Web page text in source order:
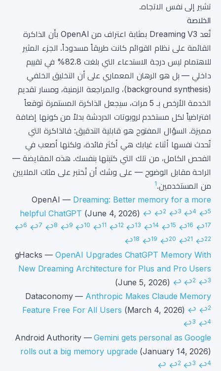
تشير إلى نفس الاتجاه.
الخلاصة
تُعد Dreaming V3 بمثابة اعتراف من OpenAI بأن الذاكرة
القائمة على نظام القوائم كانت طريقاً مسدوداً. الجزء المثير
للاهتمام ليس درجة الاستدعاء التي بلغت 82.8% في تقييم
داخلي — بل هو الرهان المعماري على أن التخليق الخلفي
(background synthesis)، والمراجعة الزمنية، ومسار تقديم
الخدمة الأرخص بـ 5 مرات، سيجعل الذاكرة المستمرة توقعاً
افتراضياً لكل مستخدم لروبوتات الدردشة بدلاً من كونها إضافة
مميزة. السؤال المفتوح هو قابلية التدقيق: فالذاكرة التي
تُحدث نفسها أثناء غيابك هي أكثر فائدة، ولكنها أصعب في
الفحص الكامل، من تلك التي كتبتها بنفسك. هذه المقايضة —
الراحة مقابل الوضوح — على وشك أن تُختبر على مئات الملايين
من المستخدمين.1
Footnotes
OpenAI — Dreaming: Better memory for a more
helpful ChatGPT (June 4, 2026) ↩ ↩2 ↩3 ↩4 ↩5
↩6 ↩7 ↩8 ↩9 ↩10 ↩11 ↩12 ↩13 ↩14 ↩15 ↩16 ↩17
↩18 ↩19 ↩20 ↩21 ↩22
gHacks — OpenAI Upgrades ChatGPT Memory With
New Dreaming Architecture for Plus and Pro Users
(June 5, 2026) ↩ ↩2 ↩3
Dataconomy — Anthropic Makes Claude Memory
Feature Free For All Users (March 4, 2026) ↩ ↩2
↩3 ↩4
Android Authority —Gemini gets personal as Google
rolls out a big memory upgrade (January 14, 2026)
↩ ↩2 ↩3 ↩4